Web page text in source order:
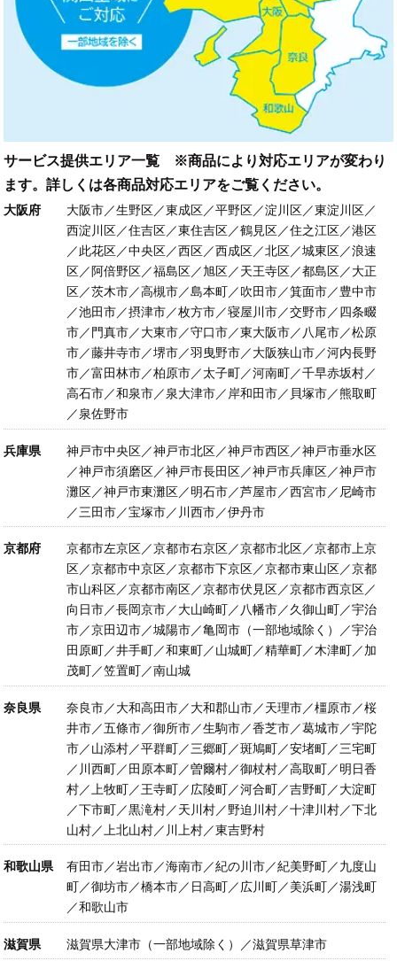
サービス提供エリア一覧 ※商品により対応エリアが変わり
ます。詳しくは各商品対応エリアをご覧ください。
大阪府
大阪市／生野区／東成区／平野区／淀川区／東淀川区／
西淀川区／住吉区／東住吉区／鶴見区／住之江区／港区
／此花区／中央区／西区／西成区／北区／城東区／浪速
区／阿倍野区／福島区／旭区／天王寺区／都島区／大正
区／茨木市／高槻市／島本町／吹田市／箕面市／豊中市
／池田市／摂津市／枚方市／寝屋川市／交野市／四条畷
市／門真市／大東市／守口市／東大阪市／八尾市／松原
市／藤井寺市／堺市／羽曳野市／大阪狭山市／河内長野
市／富田林市／柏原市／太子町／河南町／千早赤坂村／
高石市／和泉市／泉大津市／岸和田市／貝塚市／熊取町
／泉佐野市
兵庫県
神戸市中央区／神戸市北区／神戸市西区／神戸市垂水区
／神戸市須磨区／神戸市長田区／神戸市兵庫区／神戸市
灘区／神戸市東灘区／明石市／芦屋市／西宮市／尼崎市
／三田市／宝塚市／川西市／伊丹市
京都府
京都市左京区／京都市右京区／京都市北区／京都市上京
区／京都市中京区／京都市下京区／京都市東山区／京都
市山科区／京都市南区／京都市伏見区／京都市西京区／
向日市／長岡京市／大山崎町／八幡市／久御山町／宇治
市／京田辺市／城陽市／亀岡市（一部地域除く）／宇治
田原町／井手町／和東町／山城町／精華町／木津町／加
茂町／笠置町／南山城
奈良県
奈良市／大和高田市／大和郡山市／天理市／橿原市／桜
井市／五條市／御所市／生駒市／香芝市／葛城市／宇陀
市／山添村／平群町／三郷町／斑鳩町／安堵町／三宅町
／川西町／田原本町／曽爾村／御杖村／高取町／明日香
村／上牧町／王寺町／広陵町／河合町／吉野町／大淀町
／下市町／黒滝村／天川村／野迫川村／十津川村／下北
山村／上北山村／川上村／東吉野村
和歌山県
有田市／岩出市／海南市／紀の川市／紀美野町／九度山
町／御坊市／橋本市／日高町／広川町／美浜町／湯浅町
／和歌山市
滋賀県 滋賀県大津市（一部地域除く）／滋賀県草津市